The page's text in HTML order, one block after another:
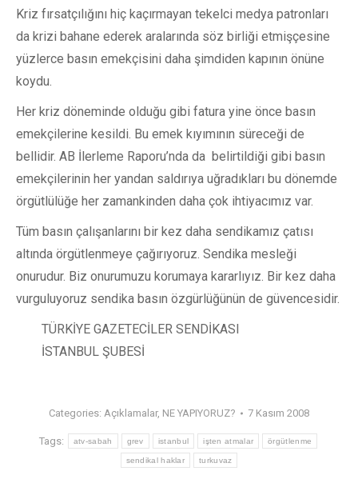
Kriz fırsatçılığını hiç kaçırmayan tekelci medya patronları
da krizi bahane ederek aralarında söz birliği etmişçesine
yüzlerce basın emekçisini daha şimdiden kapının önüne
koydu.
Her kriz döneminde olduğu gibi fatura yine önce basın
emekçilerine kesildi. Bu emek kıyımının süreceği de
bellidir. AB İlerleme Raporu’nda da belirtildiği gibi basın
emekçilerinin her yandan saldırıya uğradıkları bu dönemde
örgütlülüğe her zamankinden daha çok ihtiyacımız var.
Tüm basın çalışanlarını bir kez daha sendikamız çatısı
altında örgütlenmeye çağırıyoruz. Sendika mesleği
onurudur. Biz onurumuzu korumaya kararlıyız. Bir kez daha
vurguluyoruz sendika basın özgürlüğünün de güvencesidir.
TÜRKİYE GAZETECİLER SENDİKASI
İSTANBUL ŞUBESİ
Categories: Açıklamalar, NE YAPIYORUZ? 7 Kasım 2008
Tags: atv-sabah grev istanbul işten atmalar örgütlenme
sendikal haklar turkuvaz